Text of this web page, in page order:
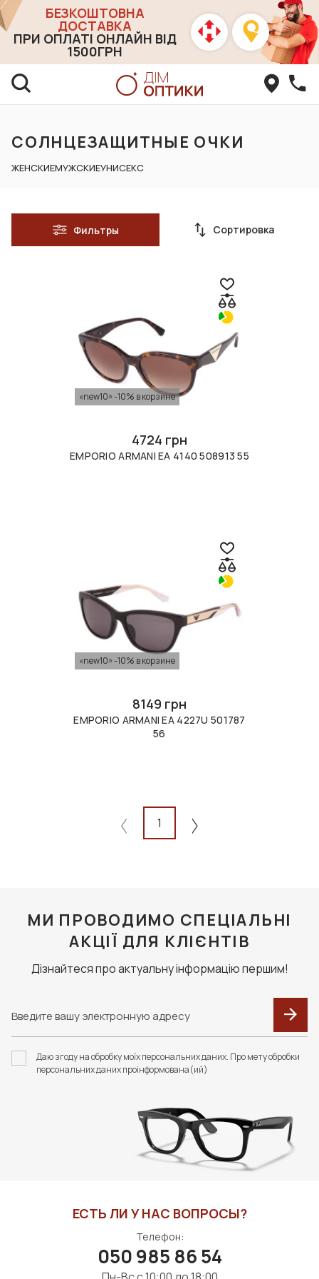
БЕЗКОШТОВНА
ДОСТАВКА
ПРИ ОПЛАТІ ОНЛАЙН ВІД
1500ГРН
СОЛНЦЕЗАЩИТНЫЕ ОЧКИ
ЖЕНСКИЕМУЖСКИЕУНИСЕКС
Фильтры Сортировка
«new10» -10% в корзине
4724 грн
EMPORIO ARMANI EA 4140 508913 55
«new10» -10% в корзине
8149 грн
EMPORIO ARMANI EA 4227U 501787
56
1
МИ ПРОВОДИМО СПЕЦІАЛЬНІ
АКЦІЇ ДЛЯ КЛІЄНТІВ
Дізнайтеся про актуальну інформацію першим!
Даю згоду на обробку моїх персональних даних. Про мету обробки
персональних даних проінформована(ий)
ЕСТЬ ЛИ У НАС ВОПРОСЫ?
Телефон:
050 985 86 54